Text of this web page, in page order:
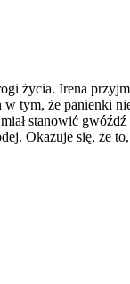
życia. Irena
tym, że panienki
stanowić
Okazuje się, że